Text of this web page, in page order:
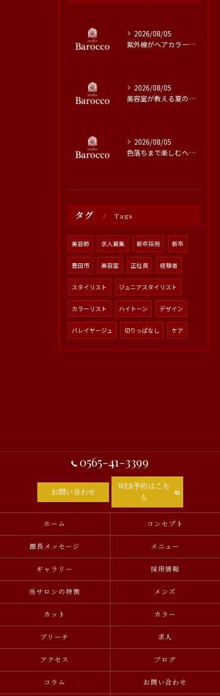
2026/08/05
紫外線がヘアカラーに与える影響と対策
2026/08/05
美容室が教える夏の最旬ヘアカラー技術
2026/08/05
色落ちまで楽しむヘアカラーの秘訣
タグ Tags
美容師 求人募集 新卒採用 新卒
豊田市 美容室 正社員 経験者
スタイリスト ジュニアスタイリスト
カラーリスト ハイトーン デザイン
バレイヤージュ 切りっぱなし ケア
0565-41-3399
お問い合わせ
WEB予約はこち
ら
ホーム コンセプト
館長メッセージ メニュー
ギャラリー 採用情報
当サロンの特徴 メンズ
カット カラー
ブリーチ 求人
アクセス ブログ
コラム お問い合わせ